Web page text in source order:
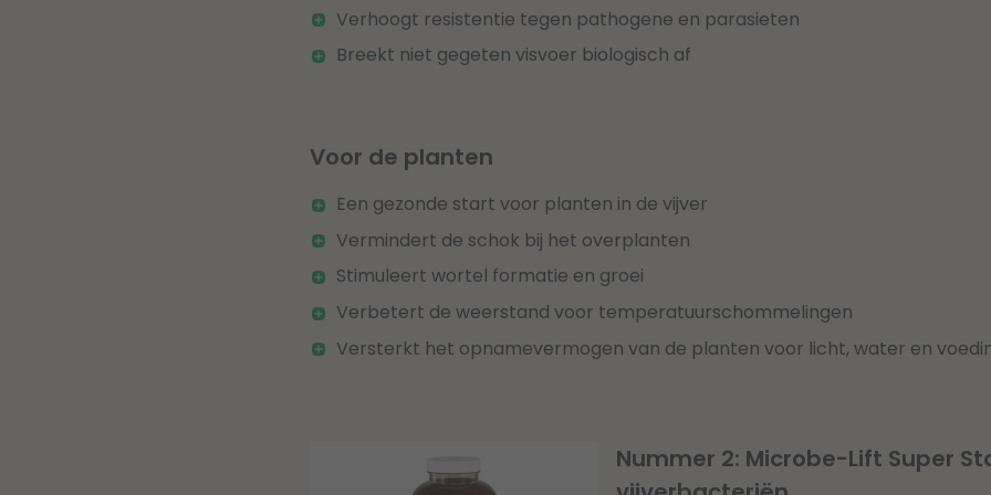
Verhoogt resistentie tegen pathogene en parasieten
Breekt niet gegeten visvoer biologisch af
Voor de planten
Een gezonde start voor planten in de vijver
Vermindert de schok bij het overplanten
Stimuleert wortel formatie en groei
Verbetert de weerstand voor temperatuurschommelingen
Versterkt het opnamevermogen van de planten voor licht, water en
Nummer 2: Microbe-Lift Super